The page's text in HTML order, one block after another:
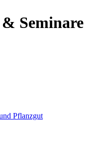
Seminare
Pflanzgut